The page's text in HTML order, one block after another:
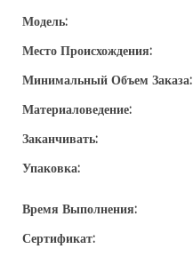
Модель:
Место Происхождения:
Минимальный Объем Заказа:
Материаловедение:
Заканчивать:
Упаковка:
Время Выполнения:
Сертификат: